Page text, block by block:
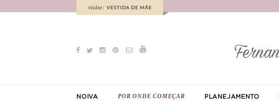
NOIVA POR ONDE COMEÇAR PLANEJAMENTO